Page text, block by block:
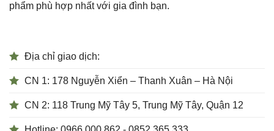
phẩm phù hợp nhất với gia đình bạn.
Địa chỉ giao dịch:
CN 1: 178 Nguyễn Xiển – Thanh Xuân – Hà Nội
CN 2: 118 Trung Mỹ Tây 5, Trung Mỹ Tây, Quận 12